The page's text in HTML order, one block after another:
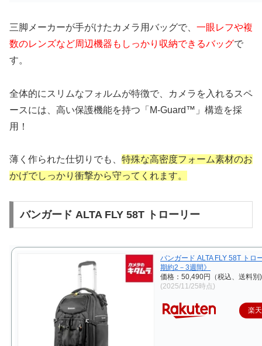
三脚メーカーが手がけたカメラ用バッグで、 一眼レフや複
数のレンズなど周辺機器もしっかり収納できるバッグで
す。
全体的にスリムなフォルムが特徴で、カメラを入れるスペ
ースには、高い保護機能を持つ「M-Guard™」構造を採
用！
薄く作られた仕切りでも、 特殊な高密度フォーム素材のお
かげでしっかり衝撃から守ってくれます。
バンガード ALTA FLY 58T トローリー
バンガード ALTA FLY 58T トロ
期約2－3週間》
価格：50,490円（税込、送料別)
(2025/11/25時点)
楽